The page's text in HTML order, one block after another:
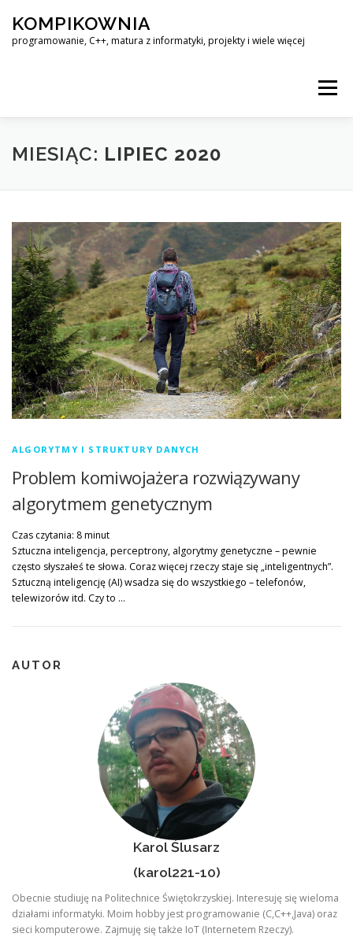
treści
KOMPIKOWNIA
programowanie, C++, matura z informatyki, projekty i wiele więcej
Menu
LINUX – KOMPENDIUM WIEDZY
KOMPIKOWNIA@OUTLOOK.COM
MIESIĄC: LIPIEC 2020
ALGORYTMY I STRUKTURY DANYCH
Problem komiwojażera rozwiązywany
algorytmem genetycznym
Czas czytania: 8minut
Sztuczna inteligencja, perceptrony, algorytmy genetyczne – pewnie
często słyszałeś te słowa. Coraz więcej rzeczy staje się „inteligentnych”.
Sztuczną inteligencję (AI) wsadza się do wszystkiego – telefonów,
telewizorów itd. Czy to …
AUTOR
Karol Ślusarz
(karol221-10)
Obecnie studiuję na Politechnice Świętokrzyskiej. Interesuję się wieloma
działami informatyki. Moim hobby jest programowanie (C,C++,Java) oraz
sieci komputerowe. Zajmuję się także IoT (Internetem Rzeczy).